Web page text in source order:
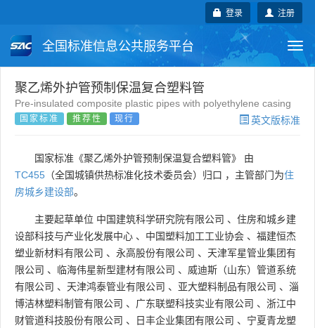
注册
登录
全国标准信息公共服务平台
国家标准 行业标准
团体标准 国际标准
国外标准 技术委员会
聚乙烯外护管预制保温复合塑料管
Pre-insulated composite plastic pipes with polyethylene casing
国家标准 推荐性 现行 英文版标准
国家标准《聚乙烯外护管预制保温复合塑料管》 由
TC455 （全国城镇供热标准化技术委员会）归口 ，主管部门为住
房城乡建设部。
主要起草单位 中国建筑科学研究院有限公司 、 住房和城乡建
设部科技与产业化发展中心 、 中国塑料加工工业协会 、 福建恒杰
塑业新材料有限公司 、 永高股份有限公司 、 天津军星管业集团有
限公司 、 临海伟星新型建材有限公司 、 威迪斯（山东）管道系统
有限公司 、 天津鸿泰管业有限公司 、 亚大塑料制品有限公司 、 淄
博洁林塑料制管有限公司 、 广东联塑科技实业有限公司 、 浙江中
财管道科技股份有限公司 、 日丰企业集团有限公司 、 宁夏青龙塑